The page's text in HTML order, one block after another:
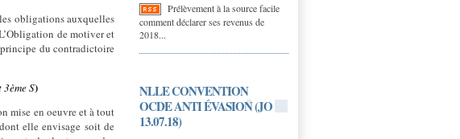
Prélèvement à la source facile
comment déclarer ses revenus de
2018...
NLLE CONVENTION
OCDE ANTI ÉVASION (JO
13.07.18)
obligations auxquelles
de motiver et
du contradictoire
S)
mise en oeuvre et à tout
elle envisage soit de